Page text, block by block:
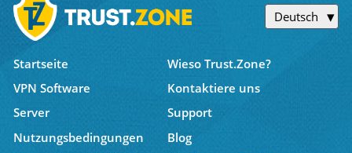
Deutsch
Startseite
Wieso Trust.Zone?
VPN Software
Kontaktiere uns
Server
Support
Nutzungsbedingungen
Blog